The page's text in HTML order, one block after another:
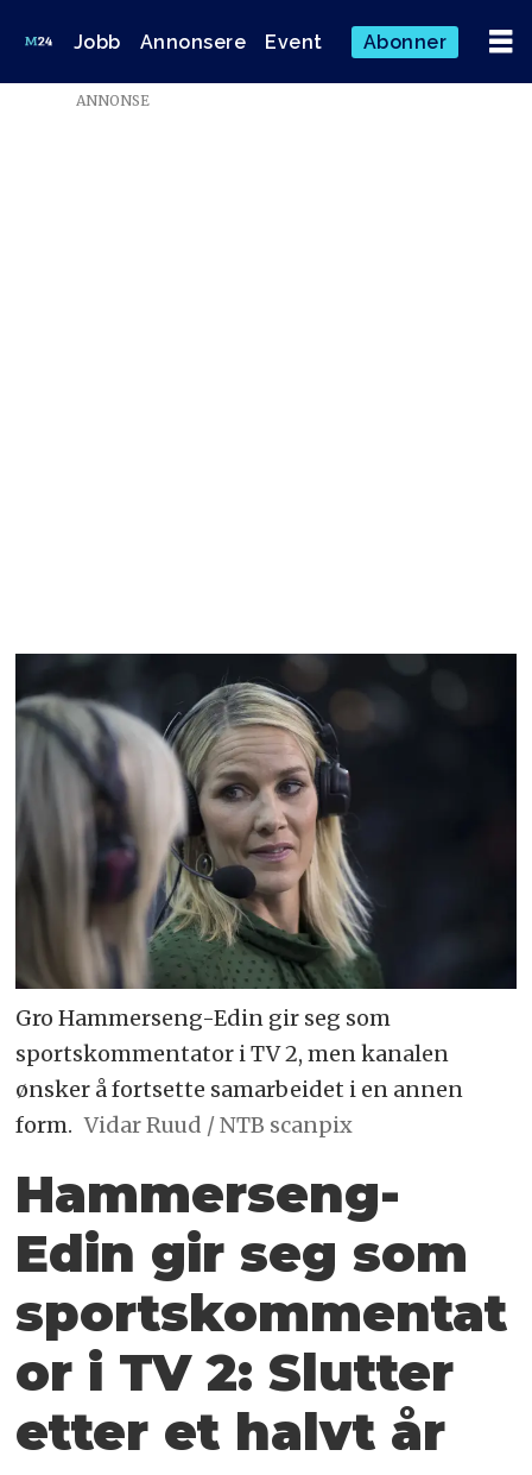
Jobb Annonsere Event Abonner
ANNONSE
Gro Hammerseng-Edin gir seg som
sportskommentator i TV 2, men kanalen
ønsker å fortsette samarbeidet i en annen
form. Vidar Ruud / NTB scanpix
Hammerseng-
Edin gir seg som
sportskommentat
or i TV 2: Slutter
etter et halvt år